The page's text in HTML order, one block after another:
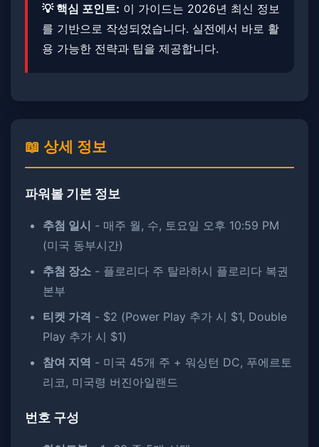
💡 핵심 포인트: 이 가이드는 2026년 최신 정보
를 기반으로 작성되었습니다. 실전에서 바로 활
용 가능한 전략과 팁을 제공합니다.
📖 상세 정보
파워볼 기본 정보
추첨 일시 - 매주 월, 수, 토요일 오후 10:59 PM
(미국 동부시간)
추첨 장소 - 플로리다 주 탈라하시 플로리다 복권
본부
티켓 가격 - $2 (Power Play 추가 시 $1, Double
Play 추가 시 $1)
참여 지역 - 미국 45개 주 + 워싱턴 DC, 푸에르토
리코, 미국령 버진아일랜드
번호 구성